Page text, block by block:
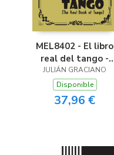
MEL8402 - El libro
real del tango -
Volúmen 2
JULIÁN GRACIANO
Disponible
37,96 €